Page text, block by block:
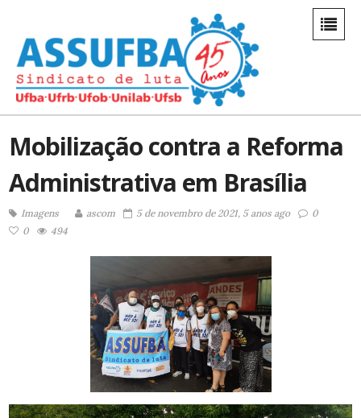
Mobilização contra a Reforma
Administrativa em Brasília
Imagens ascom 5 de novembro de 2021, 5 anos ago
0
0
494